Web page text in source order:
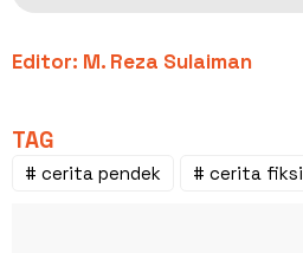
Editor: M. Reza Sulaiman
TAG
# cerita pendek # cerita fiksi